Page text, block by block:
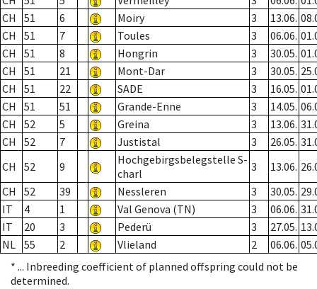
CH
51 6 Moiry 3 13.06.
CH
51 7 Toules 3 06.06.
CH
51 8 Hongrin 3 30.05.
CH
51 21 Mont-Dar 3 30.05.
CH
51 22 SADE 3 16.05.
CH
51 51 Grande-Enne 3 14.05.
CH
52 5 Greina 3 13.06.
CH
52 7 Justistal 3 26.05.
CH
52 9
Hochgebirgsbelegstelle S-
charl
3 13.06.
CH
52 39 Nessleren 3 30.05.
IT
4 1 Val Genova (TN) 3 06.06.
IT
20 3 Pederü 3 27.05.
NL 55 2 Vlieland 2 06.06.
* ... Inbreeding coefficient of planned offspring could not be
determined.